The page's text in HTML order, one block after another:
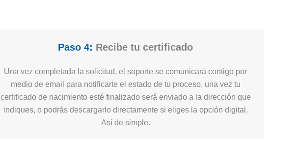
Paso 4: Recibe tu certificado
Una vez completada la solicitud, el soporte se comunicará contigo por
medio de email para notificarte el estado de tu proceso, una vez tu
certificado de nacimiento esté finalizado será enviado a la dirección que
indiques, o podrás descargarlo directamente si eliges la opción digital.
Así de simple.